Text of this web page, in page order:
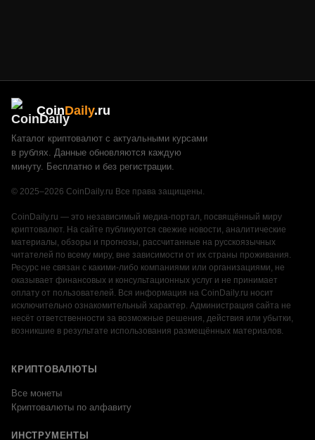
CoinDaily.ru
Каталог криптовалют с актуальными курсами
в рублях. Данные обновляются каждую
минуту. Бесплатно и без регистрации.
© 2025–2026 CoinDaily.ru Все права защищены.
CoinDaily.ru — это независимый медиа-портал, посвящённый миру
криптовалют. На сайте публикуются свежие новости, аналитические
материалы, обзоры и прогнозы, рассчитанные на русскоязычных
читателей по всему миру, вне зависимости от их страны проживания.
Ресурс не связан с какими-либо компаниями или организациями, не
оказывает финансовых и консультационных услуг и не принимает
оплату от пользователей. Вся информация на CoinDaily.ru носит
исключительно ознакомительный характер. Администрация сайта не
несёт ответственности за возможные решения, действия или убытки,
возникшие в результате использования размещённых материалов.
КРИПТОВАЛЮТЫ
Все монеты
Криптовалюты по алфавиту
ИНСТРУМЕНТЫ